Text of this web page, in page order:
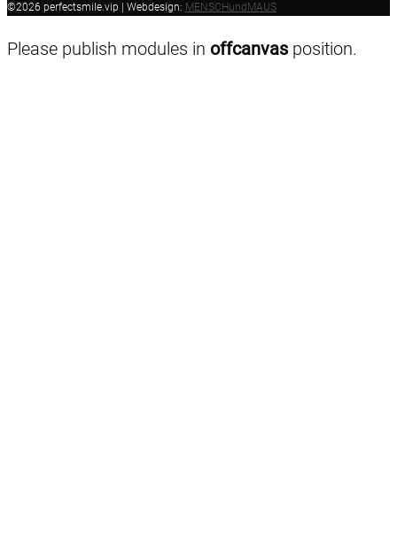
©2026 perfectsmile.vip | Webdesign: MENSCHundMAUS
Please publish modules in offcanvasposition.